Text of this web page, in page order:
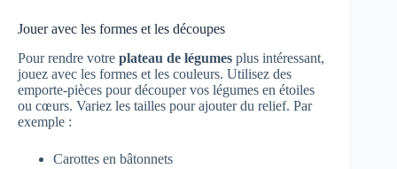
Jouer avec les formes et les découpes
Pour rendre votre plateau de légumes plus intéressant,
jouez avec les formes et les couleurs. Utilisez des
emporte-pièces pour découper vos légumes en étoiles
ou cœurs. Variez les tailles pour ajouter du relief. Par
exemple :
Carottes en bâtonnets